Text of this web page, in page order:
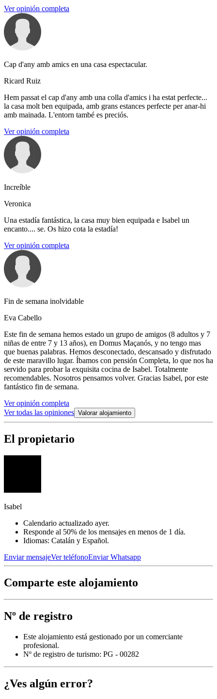
Ver opinión completa
Cap d'any amb amics en una casa espectacular.
Ricard Ruiz
Hem passat el cap d'any amb una colla d'amics i ha estat perfecte...
la casa molt ben equipada, amb grans estances perfecte per anar-hi
amb mainada. L'entorn també es preciós.
Ver opinión completa
Increíble
Veronica
Una estadía fantástica, la casa muy bien equipada e Isabel un
encanto.... se. Os hizo cota la estadía!
Ver opinión completa
Fin de semana inolvidable
Eva Cabello
Este fin de semana hemos estado un grupo de amigos (8 adultos y 7
niñas de entre 7 y 13 años), en Domus Maçanós, y no tengo mas
que buenas palabras. Hemos desconectado, descansado y disfrutado
de este maravillo lugar. Íbamos con pensión Completa, lo que nos ha
servido para probar la exquisita cocina de Isabel. Totalmente
recomendables. Nosotros pensamos volver. Gracias Isabel, por este
fantástico fin de semana.
Ver opinión completa
Ver todas las opiniones Valorar alojamiento
El propietario
Isabel
Calendario actualizado ayer.
Responde al 50% de los mensajes en menos de 1 día.
Idiomas: Catalán y Español.
Enviar mensajeVer teléfonoEnviar Whatsapp
Comparte este alojamiento
Nº de registro
Este alojamiento está gestionado por un comerciante
profesional.
Nº de registro de turismo: PG - 00282
¿Ves algún error?